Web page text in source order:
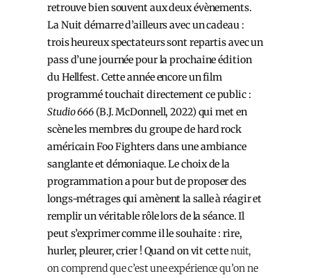
retrouve bien souvent aux deux évènements.
La Nuit démarre d’ailleurs avec un cadeau :
trois heureux spectateurs sont repartis avec un
pass d’une journée pour la prochaine édition
du Hellfest. Cette année encore un film
programmé touchait directement ce public :
Studio 666 (B.J. McDonnell, 2022) qui met en
scène les membres du groupe de hard rock
américain Foo Fighters dans une ambiance
sanglante et démoniaque. Le choix de la
programmation a pour but de proposer des
longs-métrages qui amènent la salle à réagir et
remplir un véritable rôle lors de la séance. Il
peut s’exprimer comme il le souhaite : rire,
hurler, pleurer, crier ! Quand on vit cettenuit,
on comprend que c’est une expérience qu’on ne